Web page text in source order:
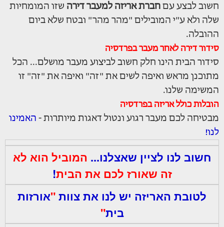
חשוב לבצע עם חברת אריזה למעבר דירה שזו המומחיות
שלה ולא ע"י המובילים "מהר מהר" ובטח שלא ביום
ההובלה.
סידור דירה לאחר מעבר בפרדסיה
סידור הבית הינו חלק חשוב לביצוע מעבר מושלם... הכל
מתוכנן מראש ואיפה לשים את "זה" ואיפה את "זה" זו
המשימה שלנו.
הובלות כולל אריזה בפרדסיה
מבטיחה לכם מעבר רגוע ונטול דאגות מיותרות - האמינו
לנו!
חשוב לנו לציין שאצלנו... המוביל הוא לא
זה שאורז לכם את הבית!
לטובת האריזה יש לנו את צוות"אורזות
בית"